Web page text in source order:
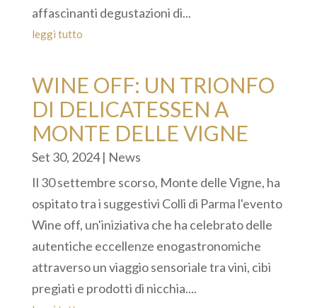
affascinanti degustazioni di...
leggi tutto
WINE OFF: UN TRIONFO
DI DELICATESSEN A
MONTE DELLE VIGNE
Set 30, 2024| News
Il 30 settembre scorso, Monte delle Vigne, ha
ospitato tra i suggestivi Colli di Parma l'evento
Wine off, un'iniziativa che ha celebrato delle
autentiche eccellenze enogastronomiche
attraverso un viaggio sensoriale tra vini, cibi
pregiati e prodotti di nicchia....